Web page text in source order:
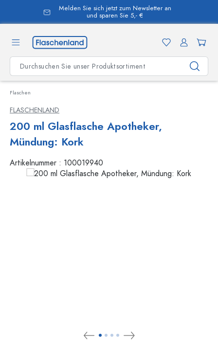
springen
Melden Sie sich jetzt zum Newsletter an
und sparen Sie 5,- €
Flaschen
FLASCHENLAND
200 ml Glasflasche Apotheker,
Mündung: Kork
Artikelnummer : 100019940